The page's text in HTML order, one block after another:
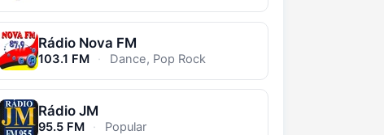
Rádio Nova FM
103.1 FM · Dance, Pop Rock
Rádio JM
95.5 FM · Popular